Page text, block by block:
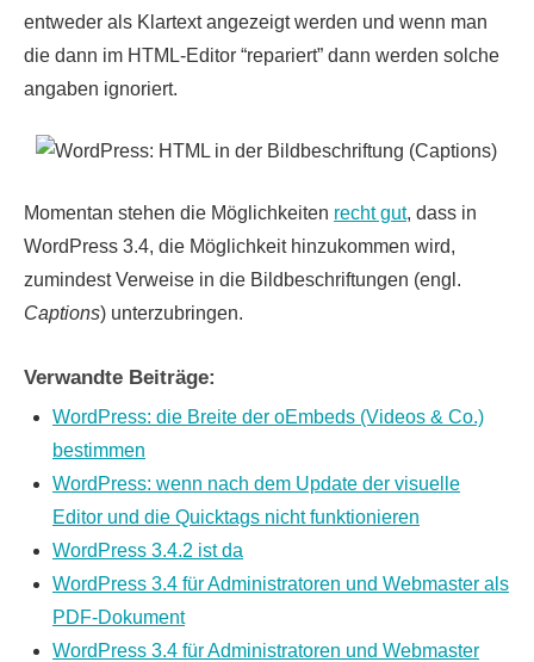
entweder als Klartext angezeigt werden und wenn man
die dann im HTML-Editor “repariert” dann werden solche
angaben ignoriert.
Momentan stehen die Möglichkeiten recht gut, dass in
WordPress 3.4, die Möglichkeit hinzukommen wird,
zumindest Verweise in die Bildbeschriftungen (engl.
Captions) unterzubringen.
Verwandte Beiträge:
WordPress: die Breite der oEmbeds (Videos & Co.)
bestimmen
WordPress: wenn nach dem Update der visuelle
Editor und die Quicktags nicht funktionieren
WordPress 3.4.2 ist da
WordPress 3.4 für Administratoren und Webmaster als
PDF-Dokument
WordPress 3.4 für Administratoren und Webmaster